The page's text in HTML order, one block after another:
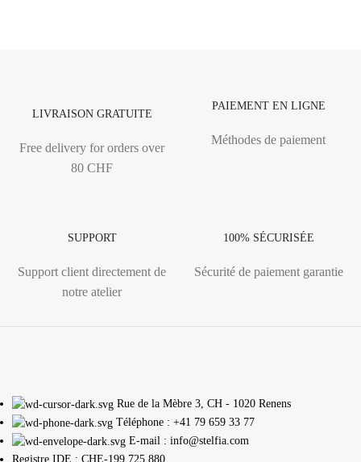
LIVRAISON GRATUITE
Free delivery for orders over
80 CHF
PAIEMENT EN LIGNE
Méthodes de paiement
SUPPORT
Support client directement de
notre atelier
100% SÉCURISÉE
Sécurité de paiement garantie
Rue de la Mèbre 3, CH - 1020 Renens
Téléphone : +41 79 659 33 77
E-mail : info@stelfia.com
Registre IDE : CHE-199.725.880